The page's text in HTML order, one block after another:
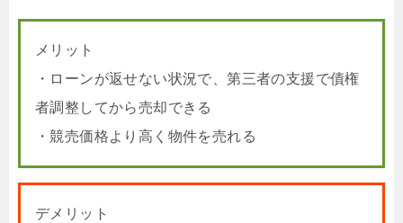
メリット
・ローンが返せない状況で、第三者の支援で債権
者調整してから売却できる
・競売価格より高く物件を売れる
デメリット